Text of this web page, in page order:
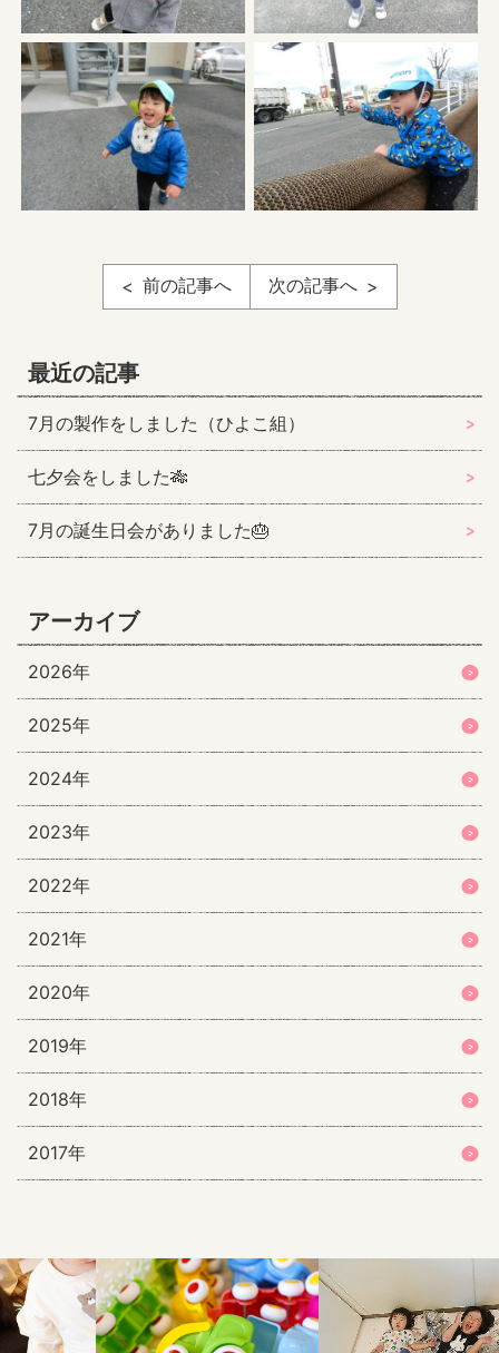
前の記事へ 次の記事へ
最近の記事
7月の製作をしました（ひよこ組）
七夕会をしました🎋
7月の誕生日会がありました🎂
アーカイブ
2026年
2025年
2024年
2023年
2022年
2021年
2020年
2019年
2018年
2017年